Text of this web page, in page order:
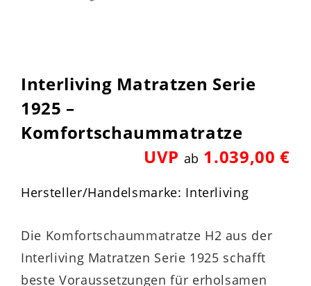
Interliving Matratzen Serie
1925 –
Komfortschaummatratze
UVP ab 1.039,00 €
Hersteller/Handelsmarke: Interliving
Die Komfortschaummatratze H2 aus der
Interliving Matratzen Serie 1925 schafft
beste Voraussetzungen für erholsamen